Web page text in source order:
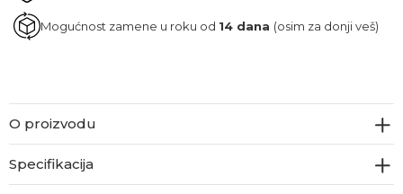
Mogućnost zamene u roku od 14 dana (osim za donji veš)
O proizvodu
Specifikacija